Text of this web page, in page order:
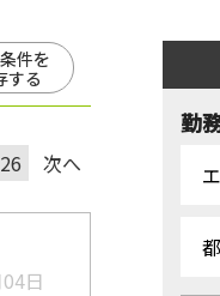
件を
する
26 次へ
日
勤